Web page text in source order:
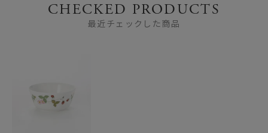
CHECKED PRODUCTS
最近チェックした商品